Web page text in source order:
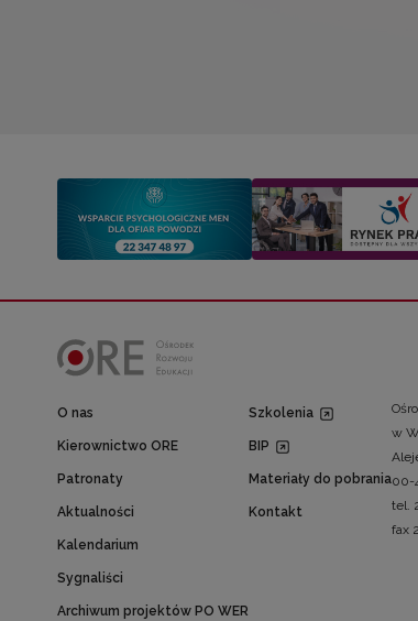
O nas
Kierownictwo ORE
Patronaty
Aktualności
Kalendarium
Sygnaliści
Archiwum projektów PO WER
Szkolenia
BIP
Materiały do pobrania
Kontakt
w
00-
tel.
fax